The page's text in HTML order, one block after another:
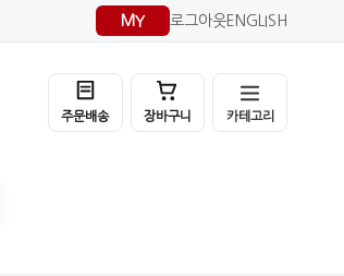
MY 로그아웃ENGLISH
주문배송 장바구니 카테고리